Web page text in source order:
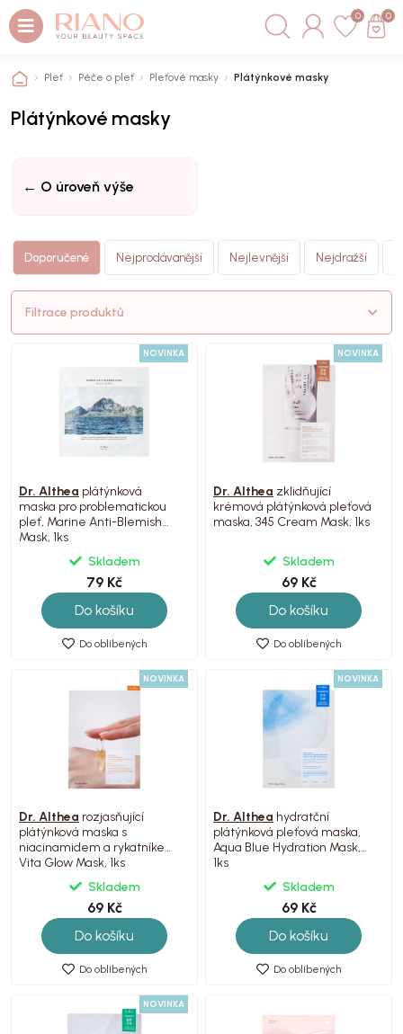
0 0
Pleť Péče o pleť Pleťové masky Plátýnkové masky
Plátýnkové masky
← O úroveň výše
Doporučené Nejprodávanější Nejlevnější Nejdražší
Filtrace produktů
NOVINKA
Dr. Althea plátýnková
maska pro problematickou
pleť, Marine Anti-Blemish
Mask, 1ks
Skladem
79 Kč
Do košíku
Do oblíbených
NOVINKA
Dr. Althea zklidňující
krémová plátýnková pleťová
maska, 345 Cream Mask, 1ks
Skladem
69 Kč
Do košíku
Do oblíbených
NOVINKA
Dr. Althea rozjasňující
plátýnková maska s
niacinamidem a rykatníkem,
Vita Glow Mask, 1ks
Skladem
69 Kč
Do košíku
Do oblíbených
NOVINKA
Dr. Althea hydratční
plátýnková pleťová maska,
Aqua Blue Hydration Mask,
1ks
Skladem
69 Kč
Do košíku
Do oblíbených
NOVINKA